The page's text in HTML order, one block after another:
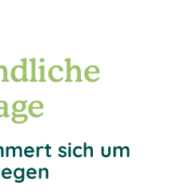
sich um